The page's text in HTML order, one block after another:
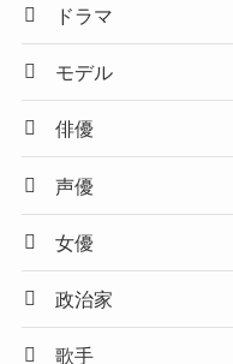
ドラマ
モデル
俳優
声優
女優
政治家
歌手